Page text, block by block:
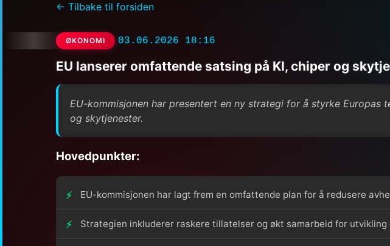
← Tilbake til forsiden
ØKONOMI 03.06.2026 18:16
EU lanserer omfattende satsing på KI, chiper og
EU-kommisjonen har presentert en ny strategi for å styrke
og skytjenester.
Hovedpunkter:
EU-kommisjonen har lagt frem en omfattende plan for å redusere
Strategien inkluderer raskere tillatelser og økt samarbeid for utvikling